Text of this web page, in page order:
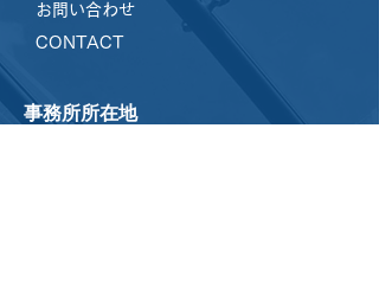
​お問い合わせ
CONTACT
事務所所在地